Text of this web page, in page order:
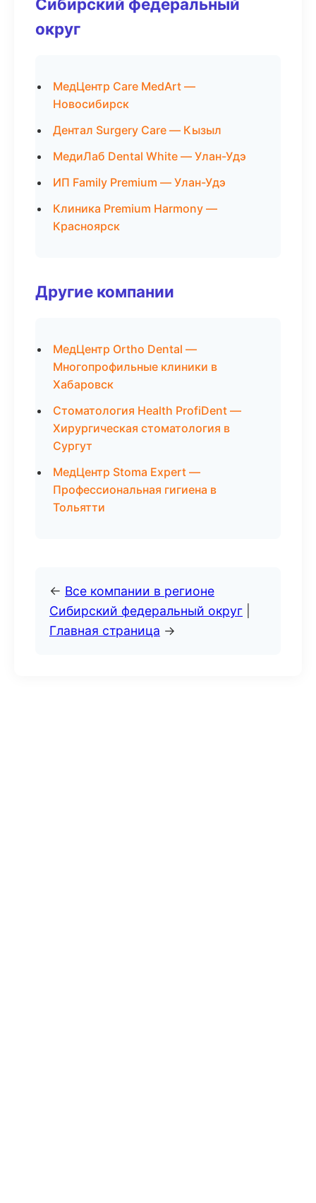
Сибирский федеральный
округ
МедЦентр Care MedArt —
Новосибирск
Дентал Surgery Care — Кызыл
МедиЛаб Dental White — Улан-Удэ
ИП Family Premium — Улан-Удэ
Клиника Premium Harmony —
Красноярск
Другие компании
МедЦентр Ortho Dental —
Многопрофильные клиники в
Хабаровск
Стоматология Health ProfiDent —
Хирургическая стоматология в
Сургут
МедЦентр Stoma Expert —
Профессиональная гигиена в
Тольятти
← Все компании в регионе
Сибирский федеральный округ
Главная страница →